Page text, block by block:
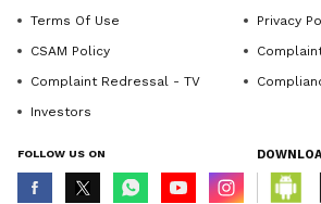
Terms Of Use
Privacy
CSAM Policy
Complaint Redressal - TV
Investors
FOLLOW US ON